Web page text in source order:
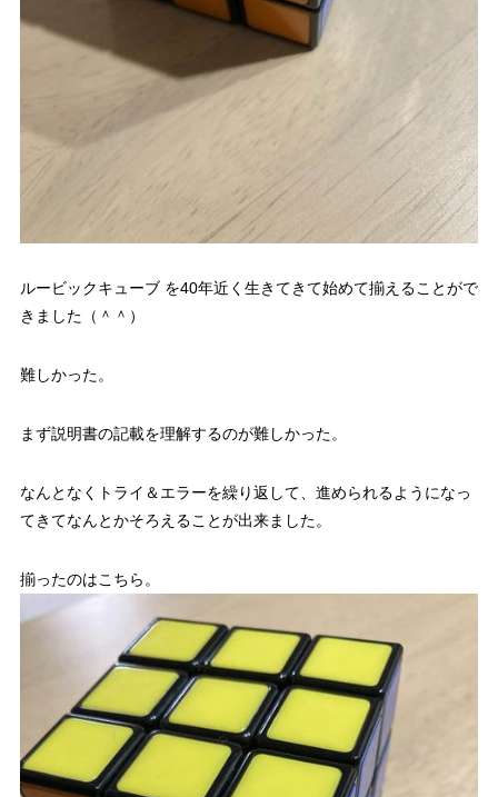
ルービックキューブ を40年近く生きてきて始めて揃えることがで
きました（＾＾）
難しかった。
まず説明書の記載を理解するのが難しかった。
なんとなくトライ＆エラーを繰り返して、進められるようになっ
てきてなんとかそろえることが出来ました。
揃ったのはこちら。